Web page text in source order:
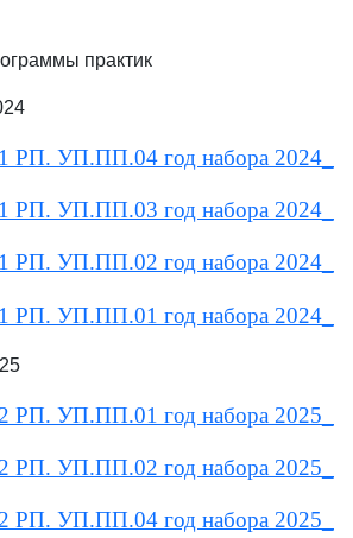
практик
РП. УП.ПП.04 год набора 2024_
РП. УП.ПП.03 год набора 2024_
РП. УП.ПП.02 год набора 2024_
РП. УП.ПП.01 год набора 2024_
РП. УП.ПП.01 год набора 2025_
РП. УП.ПП.02 год набора 2025_
РП. УП.ПП.04 год набора 2025_